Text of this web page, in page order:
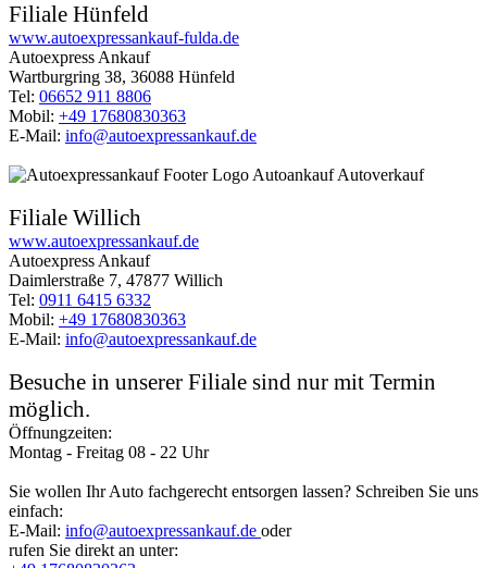
Filiale Hünfeld
www.autoexpressankauf-fulda.de
Autoexpress Ankauf
Wartburgring 38, 36088 Hünfeld
Tel: 06652 911 8806
Mobil: +49 17680830363
E-Mail: info@autoexpressankauf.de
Filiale Willich
www.autoexpressankauf.de
Autoexpress Ankauf
Daimlerstraße 7, 47877 Willich
Tel: 0911 6415 6332
Mobil: +49 17680830363
E-Mail: info@autoexpressankauf.de
Besuche in unserer Filiale sind nur mit Termin
möglich.
Öffnungzeiten:
Montag - Freitag 08 - 22 Uhr
Sie wollen Ihr Auto fachgerecht entsorgen lassen? Schreiben Sie uns
einfach:
E-Mail: info@autoexpressankauf.de oder
rufen Sie direkt an unter: